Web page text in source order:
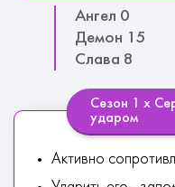
Ангел 0
Демон 15
Слава 8
Сезон 1 х
ударом
Активно